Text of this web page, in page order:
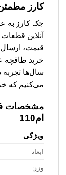
کارز
جک کارز به
آنلاین
قیمت، ارسال
سال‌ها
می‌کنیم که
مشخصات
ام110
ویژگی
ابعاد
وزن